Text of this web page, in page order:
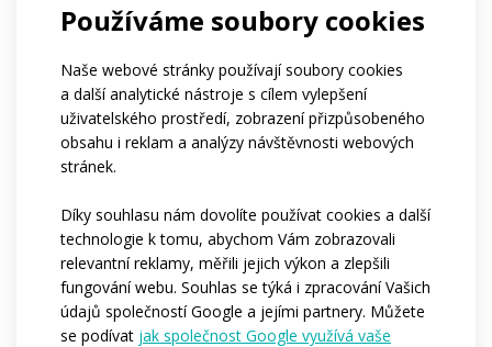
Používáme soubory cookies
Naše webové stránky používají soubory cookies
a další analytické nástroje s cílem vylepšení
uživatelského prostředí, zobrazení přizpůsobeného
obsahu i reklam a analýzy návštěvnosti webových
stránek.
Díky souhlasu nám dovolíte používat cookies a další
technologie k tomu, abychom Vám zobrazovali
relevantní reklamy, měřili jejich výkon a zlepšili
fungování webu. Souhlas se týká i zpracování Vašich
údajů společností Google a jejími partnery. Můžete
se podívat jak společnost Google využívá vaše
Časté dotazy
Kolik tento produkt stojí?
Od kolika kusů lze produkt
objednat?